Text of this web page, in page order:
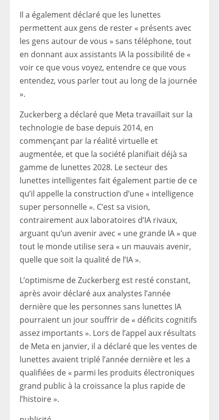
Il a également déclaré que les lunettes
permettent aux gens de rester « présents avec
les gens autour de vous » sans téléphone, tout
en donnant aux assistants IA la possibilité de «
voir ce que vous voyez, entendre ce que vous
entendez, vous parler tout au long de la journée
».
Zuckerberg a déclaré que Meta travaillait sur la
technologie de base depuis 2014, en
commençant par la réalité virtuelle et
augmentée, et que la société planifiait déjà sa
gamme de lunettes 2028. Le secteur des
lunettes intelligentes fait également partie de ce
qu’il appelle la construction d’une « intelligence
super personnelle ». C’est sa vision,
contrairement aux laboratoires d’IA rivaux,
arguant qu’un avenir avec « une grande IA » que
tout le monde utilise sera « un mauvais avenir,
quelle que soit la qualité de l’IA ».
L’optimisme de Zuckerberg est resté constant,
après avoir déclaré aux analystes l’année
dernière que les personnes sans lunettes IA
pourraient un jour souffrir de « déficits cognitifs
assez importants ». Lors de l’appel aux résultats
de Meta en janvier, il a déclaré que les ventes de
lunettes avaient triplé l’année dernière et les a
qualifiées de « parmi les produits électroniques
grand public à la croissance la plus rapide de
l’histoire ».